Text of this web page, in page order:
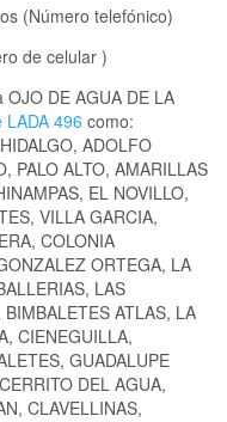
(Número telefónico)
de celular )
DE AGUA DE LA
LADA 496 como:
ADOLFO
PALO ALTO, AMARILLAS
EL NOVILLO,
VILLA GARCIA,
COLONIA
ORTEGA, LA
LAS
ATLAS, LA
CIENEGUILLA,
GUADALUPE
DEL AGUA,
CLAVELLINAS,